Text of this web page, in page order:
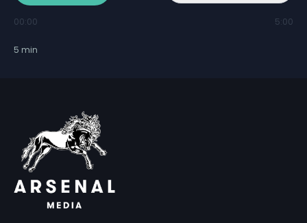
00:00 5:00
5 min